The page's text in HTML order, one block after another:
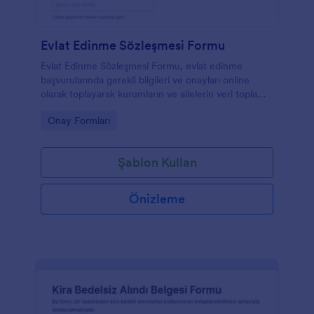
Evlat Edinme Sözleşmesi Formu
Evlat Edinme Sözleşmesi Formu, evlat edinme
başvurularında gerekli bilgileri ve onayları online
olarak toplayarak kurumların ve ailelerin veri toplama
Go to Category:
Onay Formları
Şablon Kullan
Önizleme